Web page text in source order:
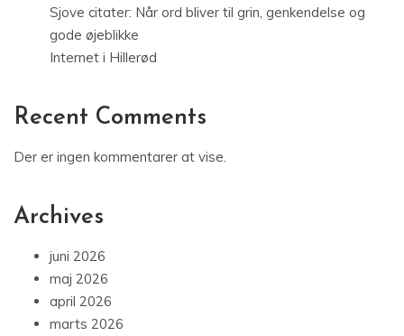
Sjove citater: Når ord bliver til grin, genkendelse og
gode øjeblikke
Internet i Hillerød
Recent Comments
Der er ingen kommentarer at vise.
Archives
juni 2026
maj 2026
april 2026
marts 2026